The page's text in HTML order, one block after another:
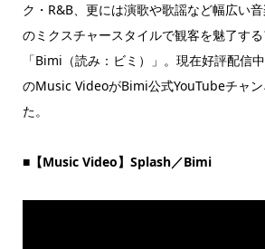
ク・R&B、更には演歌や歌謡など幅広い
のミクスチャースタイルで観客を魅了す
「Bimi（読み：ビミ）」。現在好評配信
のMusic VideoがBimi公式YouTubeチャ
た。
■【Music Video】Splash／Bimi